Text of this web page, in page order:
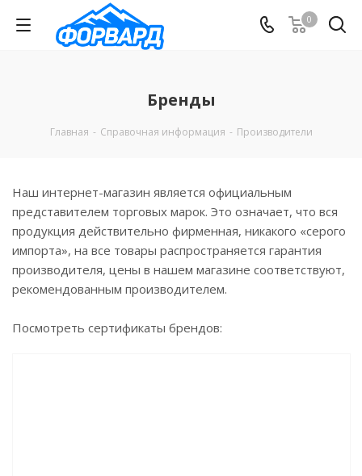
0
Бренды
Главная - Справочная информация - Производители
Наш интернет-магазин является официальным
представителем торговых марок. Это означает, что вся
продукция действительно фирменная, никакого «серого
импорта», на все товары распространяется гарантия
производителя, цены в нашем магазине соответствуют,
рекомендованным производителем.
Посмотреть сертификаты брендов: